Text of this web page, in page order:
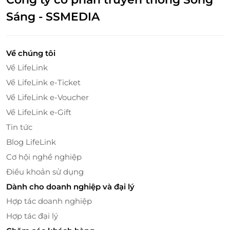
Bạn có thể dùng thẻ để mua sắm những sản phẩm
cần thiết cho gia đình, từ hộp đựng thực phẩm giúp
ấm đồ uống vào mùa lạnh hay bình đựng nước giúp
bạn tiện lợi mang nước đi làm mỗi ngày. Đây sẽ là
sản phẩm gia dụng chất lượng, tiện dụng và bảo vệ
sức khỏe.
Sáng - SSMEDIA
Về chúng tôi
Về LifeLink
Về LifeLink e-Ticket
Về LifeLink e-Voucher
Về LifeLink e-Gift
Tin tức
Blog LifeLink
Cơ hội nghề nghiệp
Điều khoản sử dụng
Dành cho doanh nghiệp và đại lý
Hợp tác doanh nghiệp
Hợp tác đại lý